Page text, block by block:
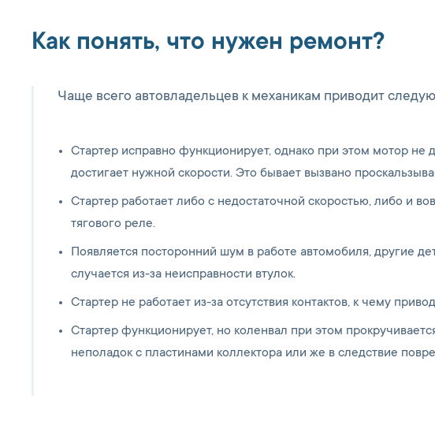
Как понять, что нужен ремонт?
Чаще всего автовладельцев к механикам приводит
Стартер исправно функционирует, однако при этом мотор не
достигает нужной скорости. Это бывает вызвано
Стартер работает либо с недостаточной скоростью, либо и
тягового реле.
Появляется посторонний шум в работе автомобиля, другие
случается из-за неисправности втулок.
Стартер не работает из-за отсутствия контактов, к чему
Стартер функционирует, но коленвал при этом
неполадок с пластинами коллектора или же в следствие